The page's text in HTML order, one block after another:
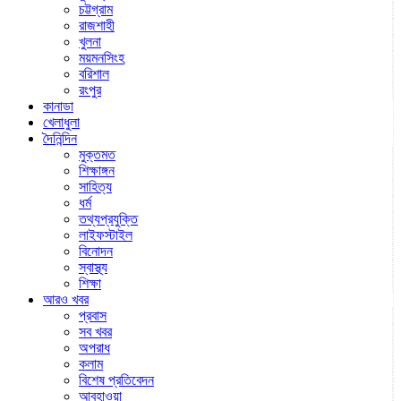
চট্টগ্রাম
রাজশাহী
খুলনা
ময়মনসিংহ
বরিশাল
রংপুর
কানাডা
খেলাধুলা
দৈনিন্দিন
মুক্তমত
শিক্ষাঙ্গন
সাহিত্য
ধর্ম
তথ্যপ্রযুক্তি
লাইফস্টাইল
বিনোদন
স্বাস্থ্য
শিক্ষা
আরও খবর
প্রবাস
সব খবর
অপরাধ
কলাম
বিশেষ প্রতিবেদন
আবহাওয়া